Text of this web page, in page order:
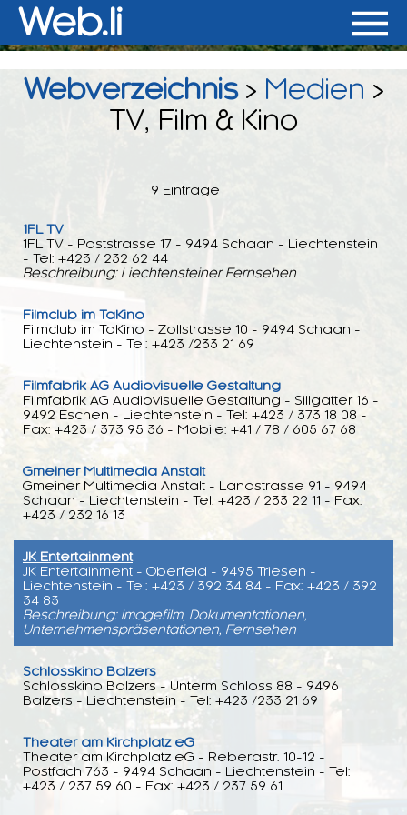
Web.li
Webverzeichnis> Medien >
TV, Film & Kino
9 Einträge
1FL TV
1FL TV - Poststrasse 17 - 9494 Schaan - Liechtenstein
- Tel: +423 / 232 62 44
Beschreibung: Liechtensteiner Fernsehen
Filmclub im TaKino
Filmclub im TaKino - Zollstrasse 10 - 9494 Schaan -
Liechtenstein - Tel: +423 /233 21 69
Filmfabrik AG Audiovisuelle Gestaltung
Filmfabrik AG Audiovisuelle Gestaltung - Sillgatter 16 -
9492 Eschen - Liechtenstein - Tel: +423 / 373 18 08 -
Fax: +423 / 373 95 36 - Mobile: +41 / 78 / 605 67 68
Gmeiner Multimedia Anstalt
Gmeiner Multimedia Anstalt - Landstrasse 91 - 9494
Schaan - Liechtenstein - Tel: +423 / 233 22 11 - Fax:
+423 / 232 16 13
JK Entertainment
JK Entertainment - Oberfeld - 9495 Triesen -
Liechtenstein - Tel: +423 / 392 34 84 - Fax: +423 / 392
34 83
Beschreibung: Imagefilm, Dokumentationen,
Unternehmenspräsentationen, Fernsehen
Schlosskino Balzers
Schlosskino Balzers - Unterm Schloss 88 - 9496
Balzers - Liechtenstein - Tel: +423 /233 21 69
Theater am Kirchplatz eG
Theater am Kirchplatz eG - Reberastr. 10-12 -
Postfach 763 - 9494 Schaan - Liechtenstein - Tel:
+423 / 237 59 60 - Fax: +423 / 237 59 61